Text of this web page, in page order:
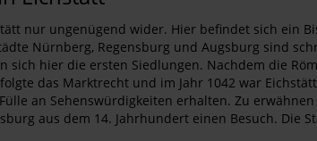
nur ungenügend wider. Hier befindet sich ein
Nürnberg, Regensburg und Augsburg sind
hier die ersten Siedlungen. Nachdem die
das Marktrecht und im Jahr 1042 war
an Sehenswürdigkeiten erhalten. Zu
aus dem 14. Jahrhundert einen Besuch. Die